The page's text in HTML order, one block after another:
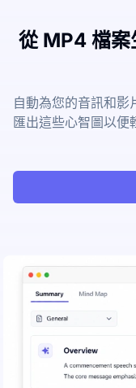
從 MP4 檔案
自動為您的音訊和影
匯出這些心智圖以便